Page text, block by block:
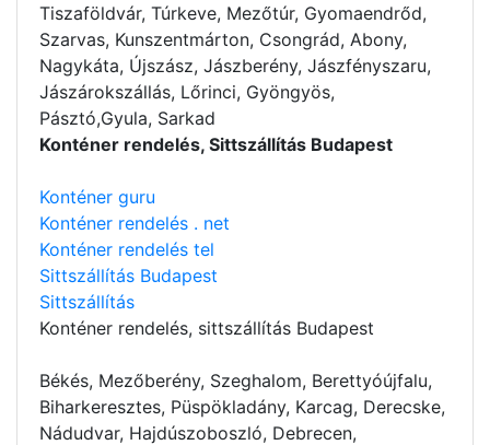
Tiszaföldvár, Túrkeve, Mezőtúr, Gyomaendrőd,
Szarvas, Kunszentmárton, Csongrád, Abony,
Nagykáta, Újszász, Jászberény, Jászfényszaru,
Jászárokszállás, Lőrinci, Gyöngyös,
Pásztó,Gyula, Sarkad
Konténer rendelés, Sittszállítás Budapest
Konténer guru
Konténer rendelés . net
Konténer rendelés tel
Sittszállítás Budapest
Sittszállítás
Konténer rendelés, sittszállítás Budapest
Békés, Mezőberény, Szeghalom, Berettyóújfalu,
Biharkeresztes, Püspökladány, Karcag, Derecske,
Nádudvar, Hajdúszoboszló, Debrecen,